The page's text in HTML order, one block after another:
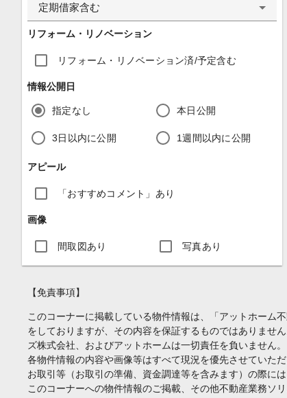
定期借家含む
リフォーム・リノベーション
リフォーム・リノベーション済/予定含む
情報公開日
指定なし 本日公開
3日以内に公開 1週間以内に公開
アピール
「おすすめコメント」あり
画像
間取図あり 写真あり
【免責事項】
このコーナーに掲載している物件情報は、「アットホーム
をしておりますが、その内容を保証するものではありませ
ズ株式会社、およびアットホームは一切責任を負いません。
各物件情報の内容や画像等はすべて現況を優先させていただ
お取引等（お取引の準備、資金調達等を含みます）の際に
このコーナーへの物件情報のご掲載、その他不動産業務ソ